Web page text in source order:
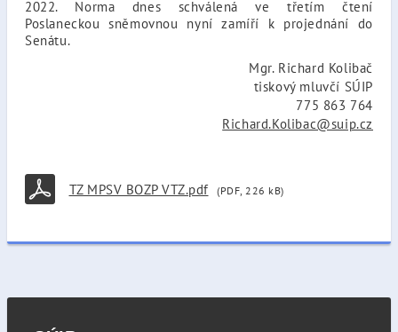
2022. Norma dnes schválená ve třetím čtení
Poslaneckou sněmovnou nyní zamíří k projednání do
Senátu.
Mgr. Richard Kolibač
tiskový mluvčí SÚIP
775 863 764
Richard.Kolibac@suip.cz
TZ MPSV BOZP VTZ.pdf (PDF, 226 kB)